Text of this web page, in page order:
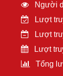
Người
Lượt
Lượt
Lượt
Tổng